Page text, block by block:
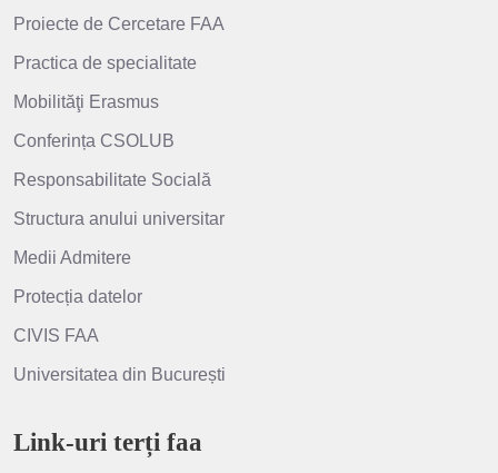
Proiecte de Cercetare FAA
Practica de specialitate
Mobilităţi Erasmus
Conferința CSOLUB
Responsabilitate Socială
Structura anului universitar
Medii Admitere
Protecția datelor
CIVIS FAA
Universitatea din București
Link-uri terți faa